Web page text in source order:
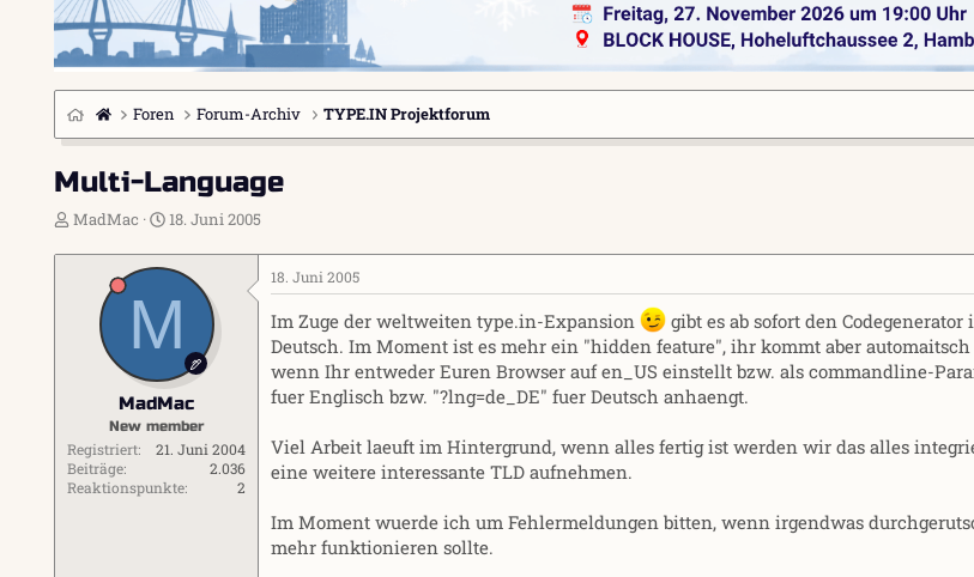
Foren Forum-Archiv TYPE.IN Projektforum
Multi-Language
E
s
MadMac
E
s
e
l
m
18. Juni 2005
M
MadMac
New member
Registriert
21. Juni 2004
Beiträge
2.036
Reaktionspunkte
2
18. Juni 2005
Im Zuge der weltweiten type.in-Expansion
gibt es ab sofort den
Deutsch. Im Moment ist es mehr ein "hidden feature", ihr kommt aber automaitsch
wenn Ihr entweder Euren Browser auf en_US einstellt bzw. als commandline-
fuer Englisch bzw. "?lng=de_DE" fuer Deutsch anhaengt.
Viel Arbeit laeuft im Hintergrund, wenn alles fertig ist werden wir das alles
eine weitere interessante TLD aufnehmen.
Im Moment wuerde ich um Fehlermeldungen bitten, wenn irgendwas
mehr funktionieren sollte.